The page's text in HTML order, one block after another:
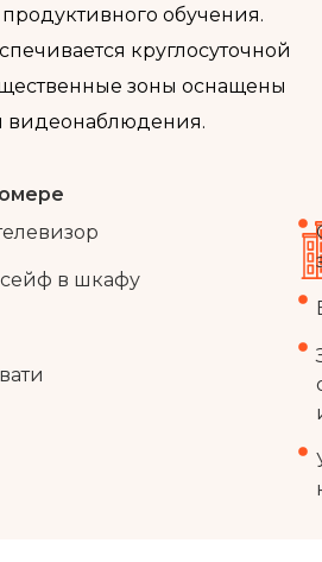
обучения.
круглосуточной
зоны оснащены
видеонаблюдения.
в шкафу